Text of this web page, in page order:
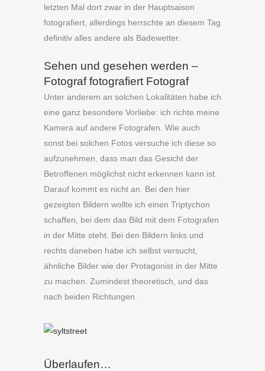
letzten Mal dort zwar in der Hauptsaison
fotografiert, allerdings herrschte an diesem Tag
definitiv alles andere als Badewetter.
Sehen und gesehen werden –
Fotograf fotografiert Fotograf
Unter anderem an solchen Lokalitäten habe ich
eine ganz besondere Vorliebe: ich richte meine
Kamera auf andere Fotografen. Wie auch
sonst bei solchen Fotos versuche ich diese so
aufzunehmen, dass man das Gesicht der
Betroffenen möglichst nicht erkennen kann ist.
Darauf kommt es nicht an. Bei den hier
gezeigten Bildern wollte ich einen Triptychon
schaffen, bei dem das Bild mit dem Fotografen
in der Mitte steht. Bei den Bildern links und
rechts daneben habe ich selbst versucht,
ähnliche Bilder wie der Protagonist in der Mitte
zu machen. Zumindest theoretisch, und das
nach beiden Richtungen.
Überlaufen…